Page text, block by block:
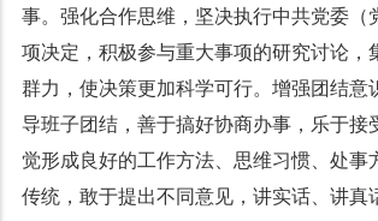
事。强化合作思维，坚决执行中共党委（
项决定，积极参与重大事项的研究讨论，
群力，使决策更加科学可行。增强团结意
导班子团结，善于搞好协商办事，乐于接
觉形成良好的工作方法、思维习惯、处事
传统，敢于提出不同意见，讲实话、讲真